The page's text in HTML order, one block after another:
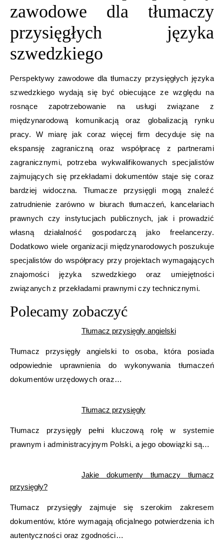
zawodowe dla tłumaczy
przysięgłych języka
szwedzkiego
Perspektywy zawodowe dla tłumaczy przysięgłych języka
szwedzkiego wydają się być obiecujące ze względu na
rosnące zapotrzebowanie na usługi związane z
międzynarodową komunikacją oraz globalizacją rynku
pracy. W miarę jak coraz więcej firm decyduje się na
ekspansję zagraniczną oraz współpracę z partnerami
zagranicznymi, potrzeba wykwalifikowanych specjalistów
zajmujących się przekładami dokumentów staje się coraz
bardziej widoczna. Tłumacze przysięgli mogą znaleźć
zatrudnienie zarówno w biurach tłumaczeń, kancelariach
prawnych czy instytucjach publicznych, jak i prowadzić
własną działalność gospodarczą jako freelancerzy.
Dodatkowo wiele organizacji międzynarodowych poszukuje
specjalistów do współpracy przy projektach wymagających
znajomości języka szwedzkiego oraz umiejętności
związanych z przekładami prawnymi czy technicznymi.
Polecamy zobaczyć
Tłumacz przysięgły angielski
Tłumacz przysięgły angielski to osoba, która posiada
odpowiednie uprawnienia do wykonywania tłumaczeń
dokumentów urzędowych oraz…
Tłumacz przysięgły
Tłumacz przysięgły pełni kluczową rolę w systemie
prawnym i administracyjnym Polski, a jego obowiązki są…
Jakie dokumenty tłumaczy tłumacz
przysięgły?
Tłumacz przysięgły zajmuje się szerokim zakresem
dokumentów, które wymagają oficjalnego potwierdzenia ich
autentyczności oraz zgodności…